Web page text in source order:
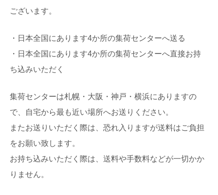
ございます。
・日本全国にあります4か所の集荷センターへ送る
・日本全国にあります4か所の集荷センターへ直接お持
ち込みいただく
集荷センターは札幌・大阪・神戸・横浜にありますの
で、自宅から最も近い場所へお送りください。
またお送りいただく際は、恐れ入りますが送料はご負担
をお願い致します。
お持ち込みいただく際は、送料や手数料などが一切かか
りません。